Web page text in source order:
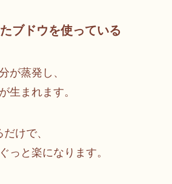
ブドウを使っている
が蒸発し、
が生まれます。
けで、
っと楽になります。